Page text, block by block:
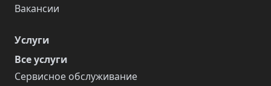
Вакансии
Услуги
Все услуги
Сервисное обслуживание